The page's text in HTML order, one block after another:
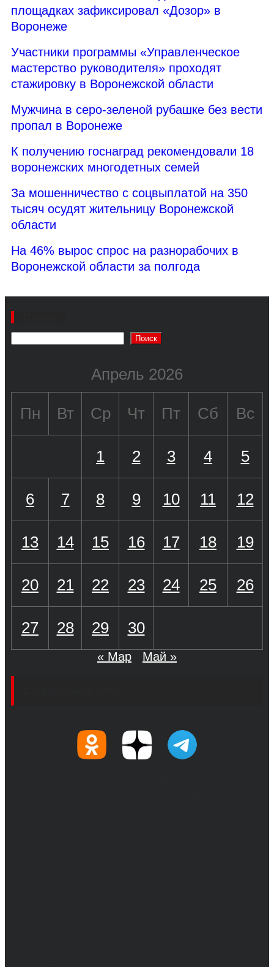
площадках зафиксировал «Дозор» в
Воронеже
Участники программы «Управленческое
мастерство руководителя» проходят
стажировку в Воронежской области
Мужчина в серо-зеленой рубашке без вести
пропал в Воронеже
К получению госнаград рекомендовали 18
воронежских многодетных семей
За мошенничество с соцвыплатой на 350
тысяч осудят жительницу Воронежской
области
На 46% вырос спрос на разнорабочих в
Воронежской области за полгода
Поиск
Апрель 2026
Пн Вт Ср Чт Пт Сб Вс
1 2 3 4 5
6 7 8 9 10 11 12
13 14 15 16 17 18 19
20 21 22 23 24 25 26
27 28 29 30
« Мар Май »